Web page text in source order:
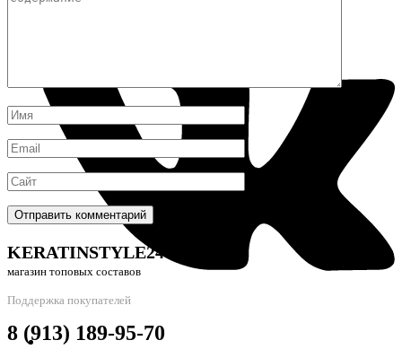
KERATINSTYLE24
магазин топовых составов
Поддержка покупателей
8 (913) 189-95-70